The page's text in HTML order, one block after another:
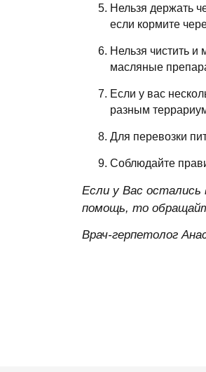
Нельзя держать
если кормите
Нельзя чистить
масляные
Если у вас
разным
Для перевозки
Соблюдайте
Если у Вас
помощь, то
Врач-герпетолог